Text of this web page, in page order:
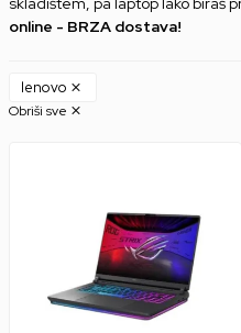
online - BRZA dostava!
lenovo
Obriši sve